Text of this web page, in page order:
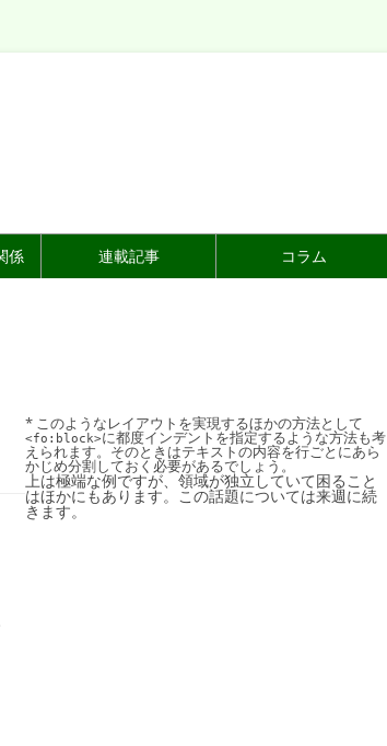
係 連載記事 コラム
* このようなレイアウトを実現するほかの方法として
<fo:block>に都度インデントを指定するような方法も考
えられます。そのときはテキストの内容を行ごとにあら
かじめ分割しておく必要があるでしょう。
上は極端な例ですが、領域が独立していて困ること
はほかにもあります。この話題については来週に続
きます。